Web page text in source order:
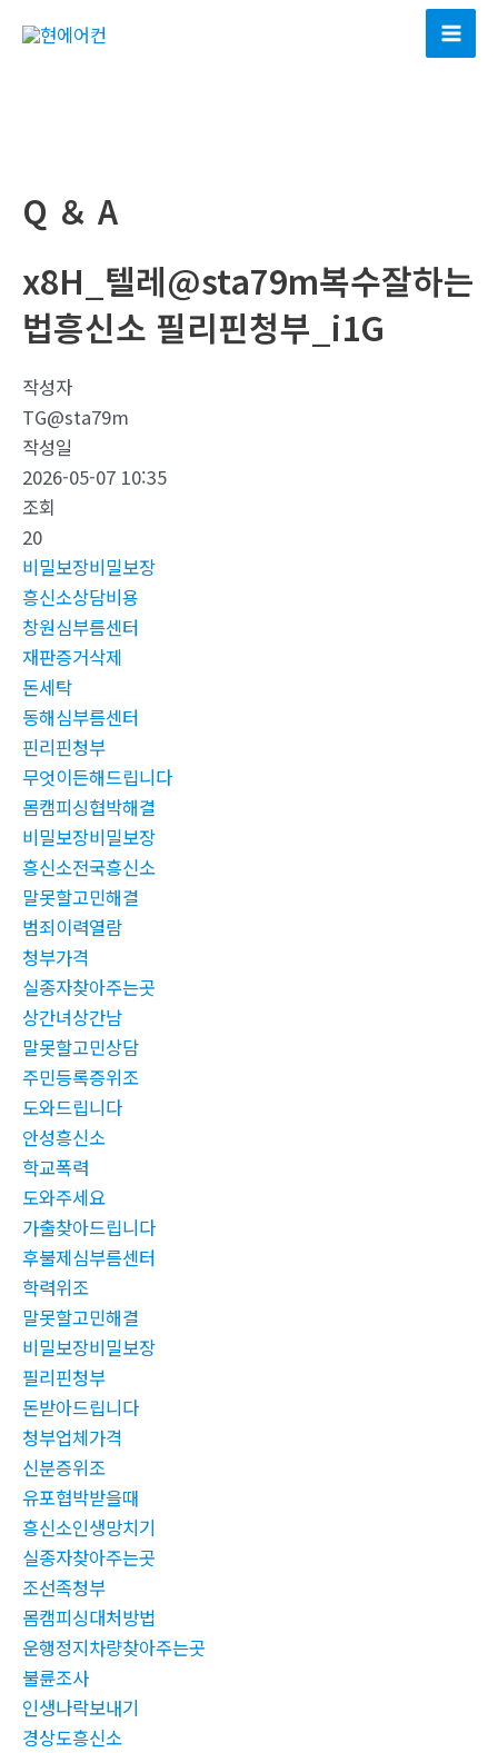
Main
Q ＆ A
x8H_텔레@sta79m복수잘하는
법흥신소 필리핀청부_i1G
작성자
TG@sta79m
작성일
2026-05-07 10:35
조회
20
비밀보장비밀보장
흥신소상담비용
창원심부름센터
재판증거삭제
돈세탁
동해심부름센터
핀리핀청부
무엇이든해드립니다
몸캠피싱협박해결
비밀보장비밀보장
흥신소전국흥신소
말못할고민해결
범죄이력열람
청부가격
실종자찾아주는곳
상간녀상간남
말못할고민상담
주민등록증위조
도와드립니다
안성흥신소
학교폭력
도와주세요
가출찾아드립니다
후불제심부름센터
학력위조
말못할고민해결
비밀보장비밀보장
필리핀청부
돈받아드립니다
청부업체가격
신분증위조
유포협박받을때
흥신소인생망치기
실종자찾아주는곳
조선족청부
몸캠피싱대처방법
운행정지차량찾아주는곳
불륜조사
인생나락보내기
경상도흥신소